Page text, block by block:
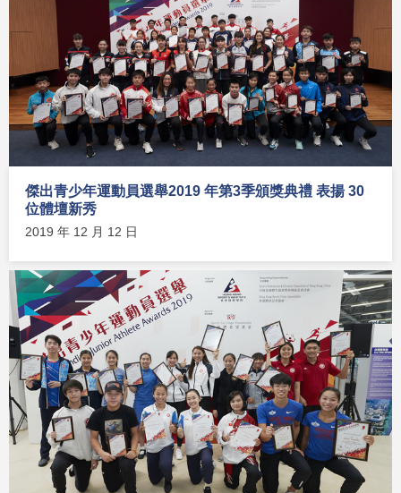
傑出青少年運動員選舉2019 年第3季頒獎典禮 表揚 30
位體壇新秀
2019 年 12 月 12 日